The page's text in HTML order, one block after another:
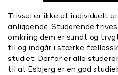
Trivsel er ikke et individuelt
anliggende. Studerende
omkring dem er sundt og
til og indgår i stærke
studiet. Derfor er alle
til at Esbjerg er en god